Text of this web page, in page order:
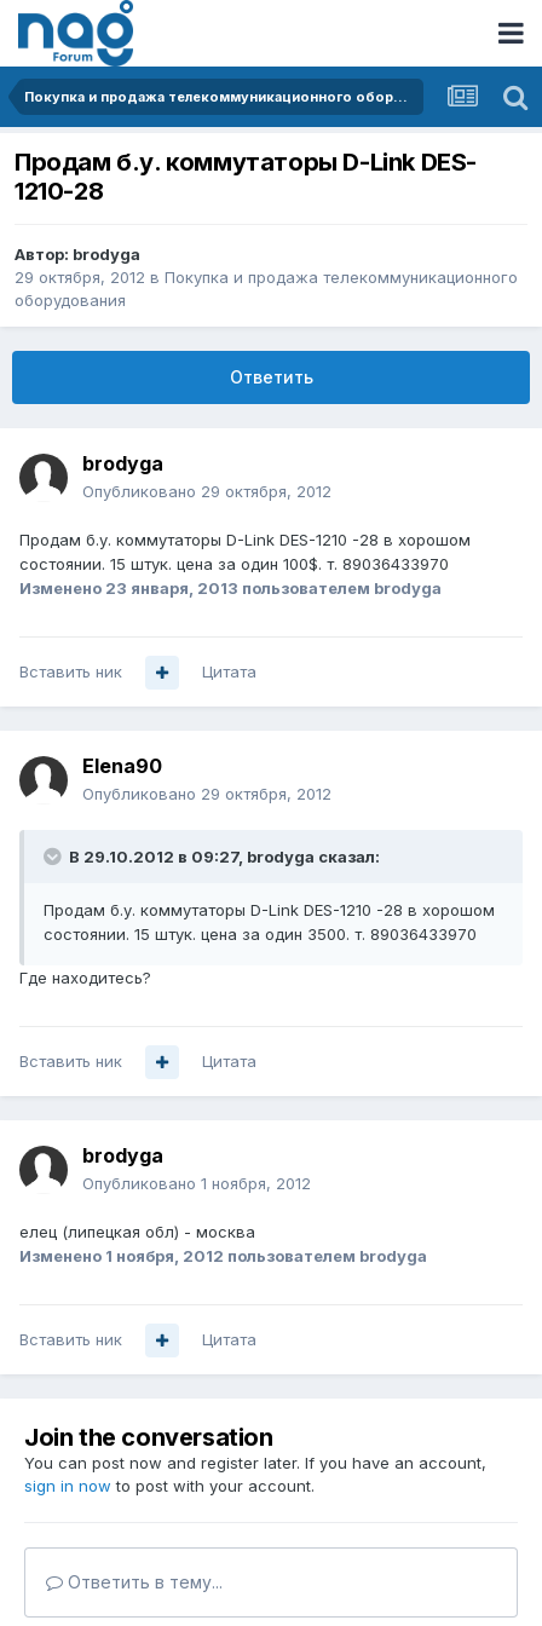
Покупка и продажа телекоммуникационного оборудования
Продам б.у. коммутаторы D-Link DES-
1210-28
Автор: brodyga
29 октября, 2012 в Покупка и продажа телекоммуникационного
оборудования
Ответить
brodyga
Опубликовано 29 октября, 2012
Продам б.у. коммутаторы D-Link DES-1210 -28 в хорошом
состоянии. 15 штук. цена за один 100$. т. 89036433970
Изменено 23 января, 2013 пользователем brodyga
Вставить ник Цитата
Elena90
Опубликовано 29 октября, 2012
В 29.10.2012 в 09:27, brodyga сказал:
Продам б.у. коммутаторы D-Link DES-1210 -28 в хорошом
состоянии. 15 штук. цена за один 3500. т. 89036433970
Где находитесь?
Вставить ник Цитата
brodyga
Опубликовано 1 ноября, 2012
елец (липецкая обл) - москва
Изменено 1 ноября, 2012 пользователем brodyga
Вставить ник Цитата
Join the conversation
You can post now and register later. If you have an account,
sign in now to post with your account.
Ответить в тему...